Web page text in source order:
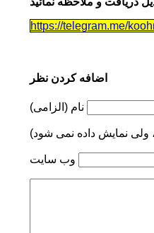
https://telegram.me/
اضافه کردن نظر
نام (الزامی)
ولی نمایش داده نمی شود)
وب سایت